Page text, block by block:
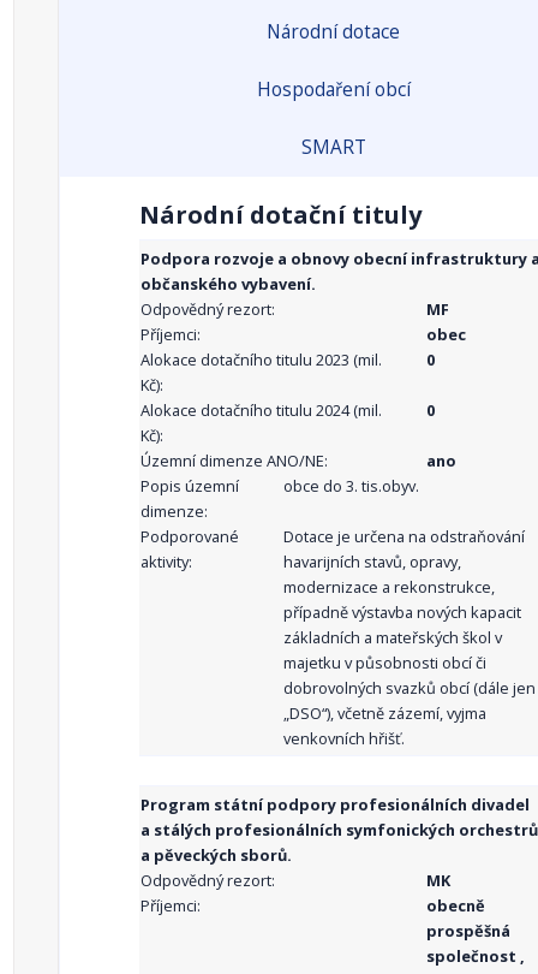
Národní dotace
Hospodaření obcí
SMART
Národní dotační tituly
Podpora rozvoje a obnovy obecní infrastruktury
občanského vybavení.
Odpovědný rezort:
MF
Příjemci:
obec
Alokace dotačního titulu 2023 (mil.
Kč):
0
Alokace dotačního titulu 2024 (mil.
Kč):
0
Územní dimenze ANO/NE:
ano
Popis územní
dimenze:
obce do 3. tis.obyv.
Podporované
aktivity:
Dotace je určena na odstraňování
havarijních stavů, opravy,
modernizace a rekonstrukce,
případně výstavba nových kapacit
základních a mateřských škol v
majetku v působnosti obcí či
dobrovolných svazků obcí (dále jen
„DSO“), včetně zázemí, vyjma
venkovních hřišť.
Program státní podpory profesionálních divadel
a stálých profesionálních symfonických orchestrů
a pěveckých sborů.
Odpovědný rezort:
MK
Příjemci:
obecně
prospěšná
společnost ,